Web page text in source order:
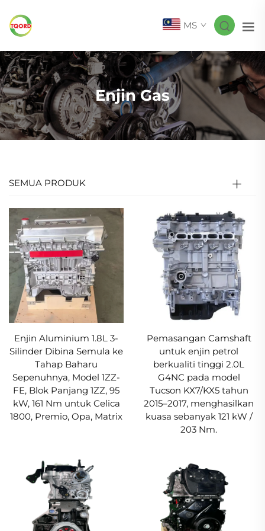
MS
Enjin Gas
SEMUA PRODUK
Enjin Aluminium 1.8L 3-
Silinder Dibina Semula ke
Tahap Baharu
Sepenuhnya, Model 1ZZ-
FE, Blok Panjang 1ZZ, 95
kW, 161 Nm untuk Celica
1800, Premio, Opa, Matrix
Pemasangan Camshaft
untuk enjin petrol
berkualiti tinggi 2.0L
G4NC pada model
Tucson KX7/KX5 tahun
2015–2017, menghasilkan
kuasa sebanyak 121 kW /
203 Nm.